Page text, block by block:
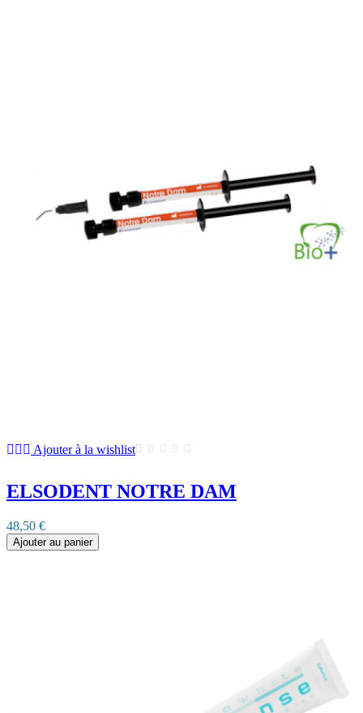
Ajouter à la wishlist
ELSODENT NOTRE DAM
48,50 €
Ajouter au panier